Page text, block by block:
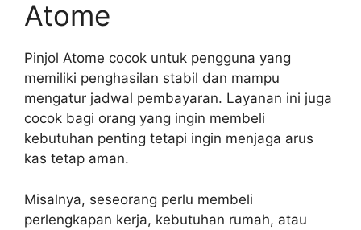
Atome
Pinjol Atome cocok untuk pengguna yang
memiliki penghasilan stabil dan mampu
mengatur jadwal pembayaran. Layanan ini juga
cocok bagi orang yang ingin membeli
kebutuhan penting tetapi ingin menjaga arus
kas tetap aman.
Misalnya, seseorang perlu membeli
perlengkapan kerja, kebutuhan rumah, atau